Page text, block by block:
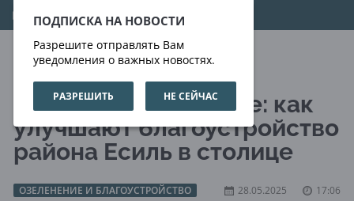
ПОДПИСКА НА НОВОСТИ
Разрешите отправлять Вам
уведомления о важных новостях.
РАЗРЕШИТЬ НЕ СЕЙЧАС
08.08.2026 11:18:59
Крупное обновление: как
улучшают благоустройство
района Есиль в столице
ОЗЕЛЕНЕНИЕ И БЛАГОУСТРОЙСТВО 28.05.2025 17:06